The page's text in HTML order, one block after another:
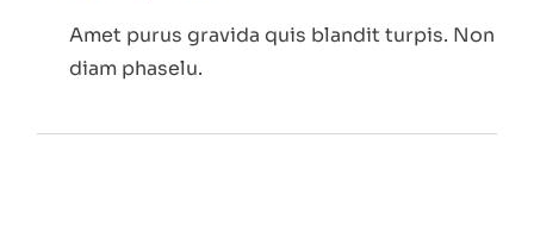
Amet purus gravida quis blandit turpis. Non
diam phaselu.